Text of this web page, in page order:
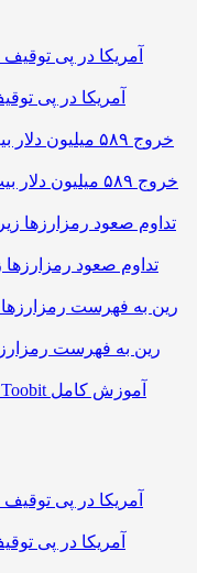
خروج ۵۸۹
تداوم صعود
رین به فهرست
آموزش کامل